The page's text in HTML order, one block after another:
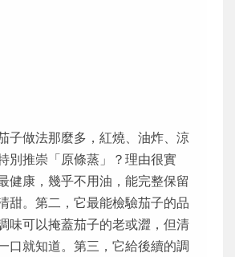
子做法那麼多，紅燒、油炸、涼
別推崇「原條蒸」？理由很實
健康，幾乎不用油，能完整保留
甜。第二，它最能檢驗茄子的品
味可以掩蓋茄子的老或澀，但清
口就知道。第三，它給後續的調